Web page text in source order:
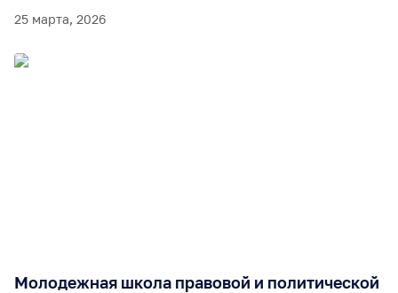
25 марта, 2026
Молодежная школа правовой и политической